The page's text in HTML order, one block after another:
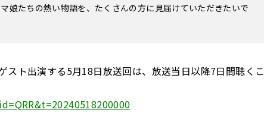
娘たちの熱い物語を、たくさんの方に見届けていただきたいで
スト出演する5月18日放送回は、放送当日以降7日間聴くこ